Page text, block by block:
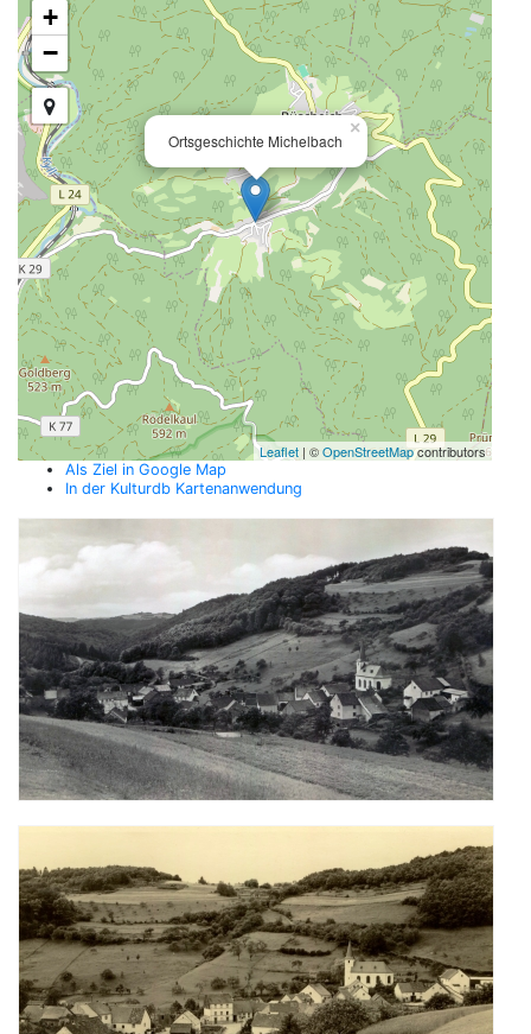
Ortsgeschichte Michelbach
×
+
−
Leaflet | ©OpenStreetMapcontributors
Als Ziel in Google Map
In der Kulturdb Kartenanwendung